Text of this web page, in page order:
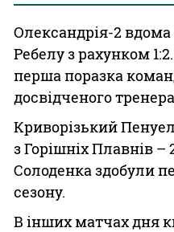
Олександрія-2
Ребелу з рахунком
перша поразка
досвідченого
Криворізький
з Горішніх Плавнів –
Солоденка здобули
сезону.
В інших матчах дня